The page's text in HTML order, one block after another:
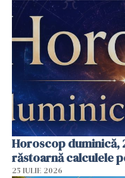
Horoscop duminică,
răstoarnă calculele
25 IULIE 2026